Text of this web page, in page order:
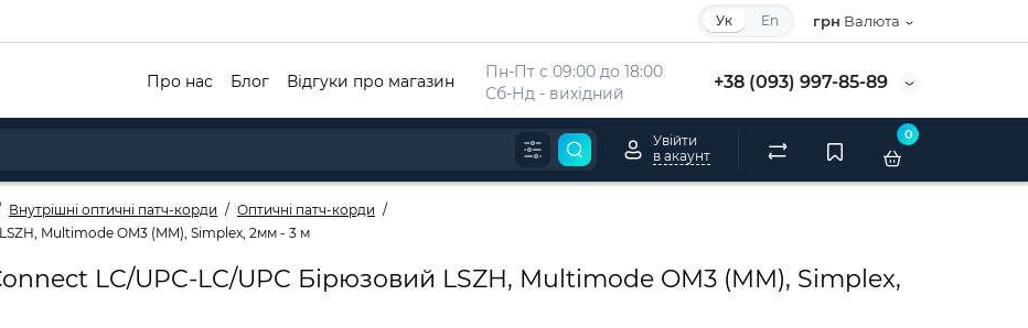
грн Валюта
Ук En
Пн-Пт с 09:00 до 18:00
Сб-Нд - вихідний
+38 (093) 997-85-89
Про нас Блог Відгуки про магазин
Увійти
в акаунт
0
Внутрішні оптичні патч-корди
Оптичні патч-корди
Multimode OM3 (MM), Simplex, 2мм - 3 м
LC/UPC-LC/UPC Бірюзовий LSZH, Multimode OM3 (MM), Simplex,